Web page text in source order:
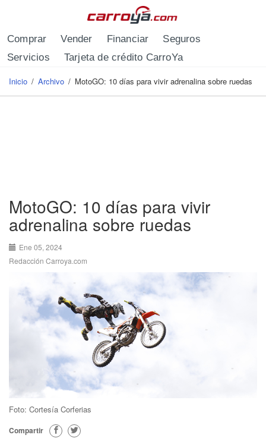
Comprar Vender Financiar
Seguros
Servicios
Tarjeta de crédito CarroYa
Se encuentra usted aquí
Inicio / Archivo / MotoGO: 10 días para vivir adrenalina sobre ruedas
MotoGO: 10 días para vivir
adrenalina sobre ruedas
Ene 05, 2024
Redacción Carroya.com
Foto: Cortesía Corferias
Compartir